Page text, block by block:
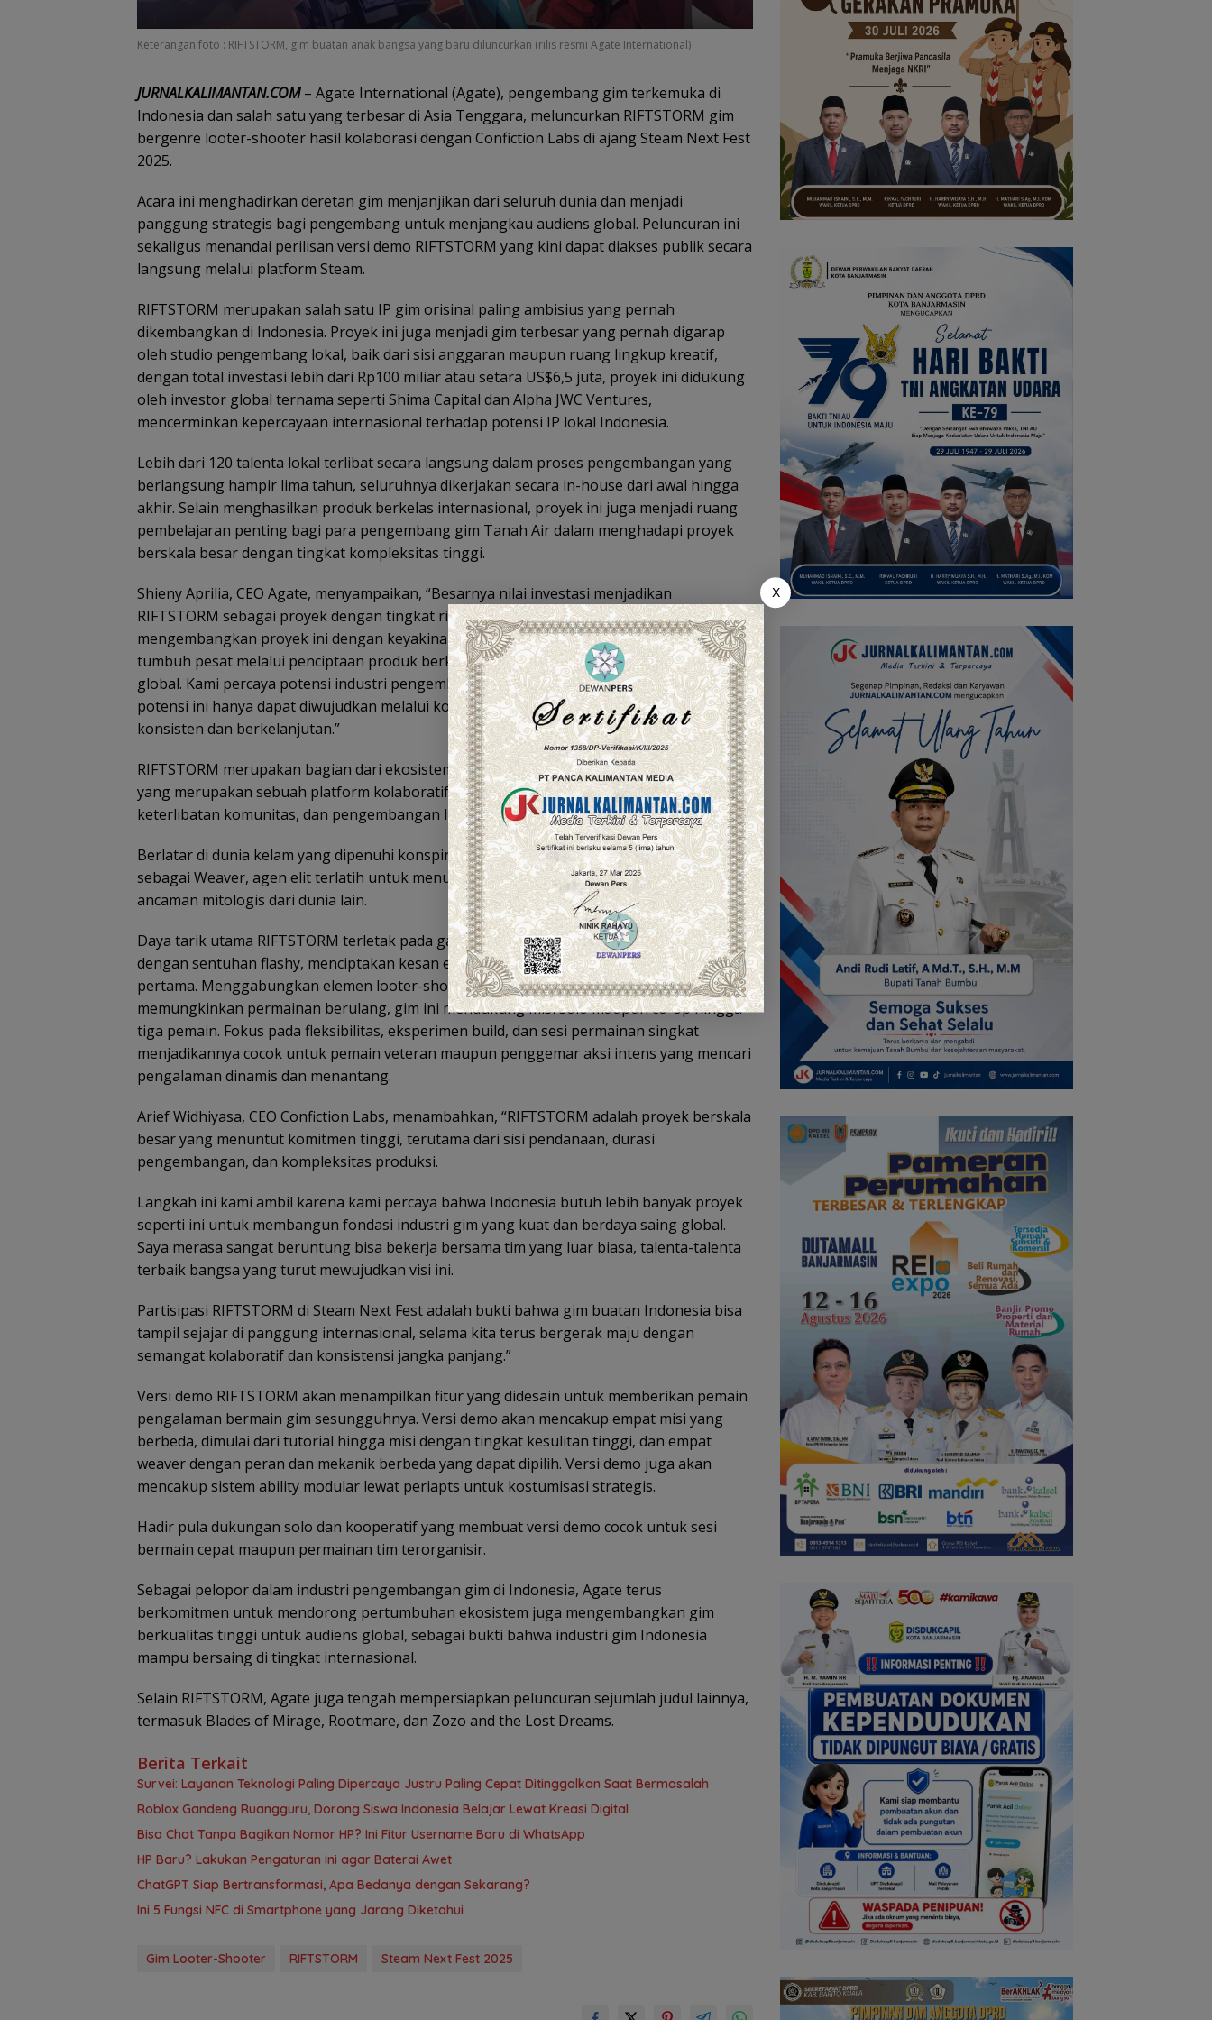
Keterangan foto : RIFTSTORM, gim buatan anak bangsa yang baru diluncurkan (rilis resmi Agate International)
JURNALKALIMANTAN.COM– Agate International (Agate), pengembang gim terkemuka di
Indonesia dan salah satu yang terbesar di Asia Tenggara, meluncurkan RIFTSTORM gim
bergenre looter-shooter hasil kolaborasi dengan Confiction Labs di ajang Steam Next Fest
2025.
Acara ini menghadirkan deretan gim menjanjikan dari seluruh dunia dan menjadi
panggung strategis bagi pengembang untuk menjangkau audiens global. Peluncuran ini
sekaligus menandai perilisan versi demo RIFTSTORM yang kini dapat diakses publik secara
langsung melalui platform Steam.
RIFTSTORM merupakan salah satu IP gim orisinal paling ambisius yang pernah
dikembangkan di Indonesia. Proyek ini juga menjadi gim terbesar yang pernah digarap
oleh studio pengembang lokal, baik dari sisi anggaran maupun ruang lingkup kreatif,
dengan total investasi lebih dari Rp100 miliar atau setara US$6,5 juta, proyek ini didukung
oleh investor global ternama seperti Shima Capital dan Alpha JWC Ventures,
mencerminkan kepercayaan internasional terhadap potensi IP lokal Indonesia.
Lebih dari 120 talenta lokal terlibat secara langsung dalam proses pengembangan yang
berlangsung hampir lima tahun, seluruhnya dikerjakan secara in-house dari awal hingga
akhir. Selain menghasilkan produk berkelas internasional, proyek ini juga menjadi ruang
pembelajaran penting bagi para pengembang gim Tanah Air dalam menghadapi proyek
berskala besar dengan tingkat kompleksitas tinggi.
Shieny Aprilia, CEO Agate, menyampaikan, “Besarnya nilai investasi menjadikan
RIFTSTORM sebagai proyek dengan tingkat risiko yang tinggi. Namun, kami terus
mengembangkan proyek ini dengan keyakinan bahwa industri gim Indonesia mampu
tumbuh pesat melalui penciptaan produk berkualitas tinggi yang dapat bersaing di pasar
global. Kami percaya potensi industri pengembangan gim di Indonesia sangat besar, dan
potensi ini hanya dapat diwujudkan melalui komitmen yang kuat serta upaya yang
konsisten dan berkelanjutan.”
RIFTSTORM merupakan bagian dari ekosistem yang lebih besar yaitu Mythic Protocol,
yang merupakan sebuah platform kolaboratif yang menggabungkan elemen gim,
keterlibatan komunitas, dan pengembangan IP jangka panjang.
Berlatar di dunia kelam yang dipenuhi konspirasi dan invasi mistis, pemain berperan
sebagai Weaver, agen elit terlatih untuk menutup Rift (celah dimensi) dan menetralisir
ancaman mitologis dari dunia lain.
Daya tarik utama RIFTSTORM terletak pada gaya visualnya yang stylized sci-fi modern
dengan sentuhan flashy, menciptakan kesan estetis yang kuat dan memikat sejak misi
pertama. Menggabungkan elemen looter-shooter dengan sistem roguelite yang
memungkinkan permainan berulang, gim ini mendukung misi solo maupun co-op hingga
tiga pemain. Fokus pada fleksibilitas, eksperimen build, dan sesi permainan singkat
menjadikannya cocok untuk pemain veteran maupun penggemar aksi intens yang mencari
pengalaman dinamis dan menantang.
Arief Widhiyasa, CEO Confiction Labs, menambahkan, “RIFTSTORM adalah proyek berskala
besar yang menuntut komitmen tinggi, terutama dari sisi pendanaan, durasi
pengembangan, dan kompleksitas produksi.
Langkah ini kami ambil karena kami percaya bahwa Indonesia butuh lebih banyak proyek
seperti ini untuk membangun fondasi industri gim yang kuat dan berdaya saing global.
Saya merasa sangat beruntung bisa bekerja bersama tim yang luar biasa, talenta-talenta
terbaik bangsa yang turut mewujudkan visi ini.
Partisipasi RIFTSTORM di Steam Next Fest adalah bukti bahwa gim buatan Indonesia bisa
tampil sejajar di panggung internasional, selama kita terus bergerak maju dengan
semangat kolaboratif dan konsistensi jangka panjang.”
Versi demo RIFTSTORM akan menampilkan fitur yang didesain untuk memberikan pemain
pengalaman bermain gim sesungguhnya. Versi demo akan mencakup empat misi yang
berbeda, dimulai dari tutorial hingga misi dengan tingkat kesulitan tinggi, dan empat
weaver dengan peran dan mekanik berbeda yang dapat dipilih. Versi demo juga akan
mencakup sistem ability modular lewat periapts untuk kostumisasi strategis.
Hadir pula dukungan solo dan kooperatif yang membuat versi demo cocok untuk sesi
bermain cepat maupun permainan tim terorganisir.
Sebagai pelopor dalam industri pengembangan gim di Indonesia, Agate terus
berkomitmen untuk mendorong pertumbuhan ekosistem juga mengembangkan gim
berkualitas tinggi untuk audiens global, sebagai bukti bahwa industri gim Indonesia
mampu bersaing di tingkat internasional.
Selain RIFTSTORM, Agate juga tengah mempersiapkan peluncuran sejumlah judul lainnya,
termasuk Blades of Mirage, Rootmare, dan Zozo and the Lost Dreams.
Berita Terkait
Survei: Layanan Teknologi Paling Dipercaya Justru Paling Cepat Ditinggalkan Saat Bermasalah
Roblox Gandeng Ruangguru, Dorong Siswa Indonesia Belajar Lewat Kreasi Digital
Bisa Chat Tanpa Bagikan Nomor HP? Ini Fitur Username Baru di WhatsApp
HP Baru? Lakukan Pengaturan Ini agar Baterai Awet
ChatGPT Siap Bertransformasi, Apa Bedanya dengan Sekarang?
Ini 5 Fungsi NFC di Smartphone yang Jarang Diketahui
Gim Looter-Shooter RIFTSTORM Steam Next Fest 2025
X